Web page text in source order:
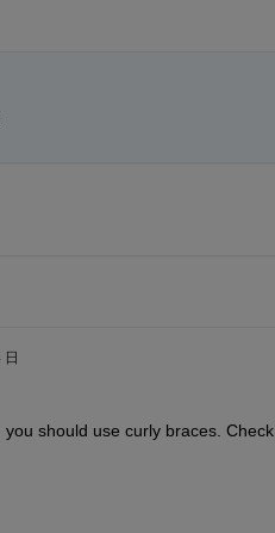
日
should use curly braces.